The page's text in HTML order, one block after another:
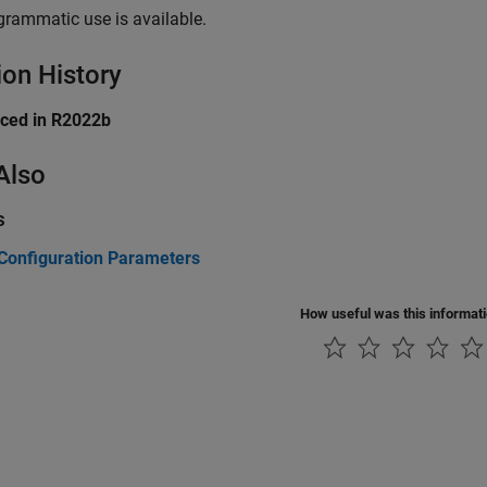
use is available.
History
in R2022b
Parameters
How useful was this